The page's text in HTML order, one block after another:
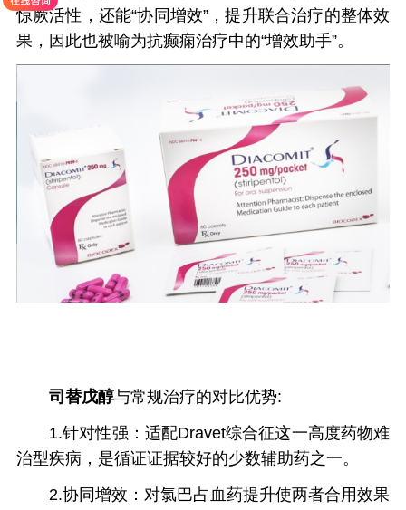
惊厥活性，还能“协同增效”，提升联合治疗的整体效
果，因此也被喻为抗癫痫治疗中的“增效助手”。
司替戊醇与常规治疗的对比优势:
1.针对性强：适配Dravet综合征这一高度药物难
治型疾病，是循证证据较好的少数辅助药之一。
2.协同增效：对氯巴占血药提升使两者合用效果